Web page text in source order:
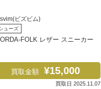
ビズビム)
ューズ
FOLK レザー スニーカー
買取金額 ¥15,000
買取日 2025.11.07